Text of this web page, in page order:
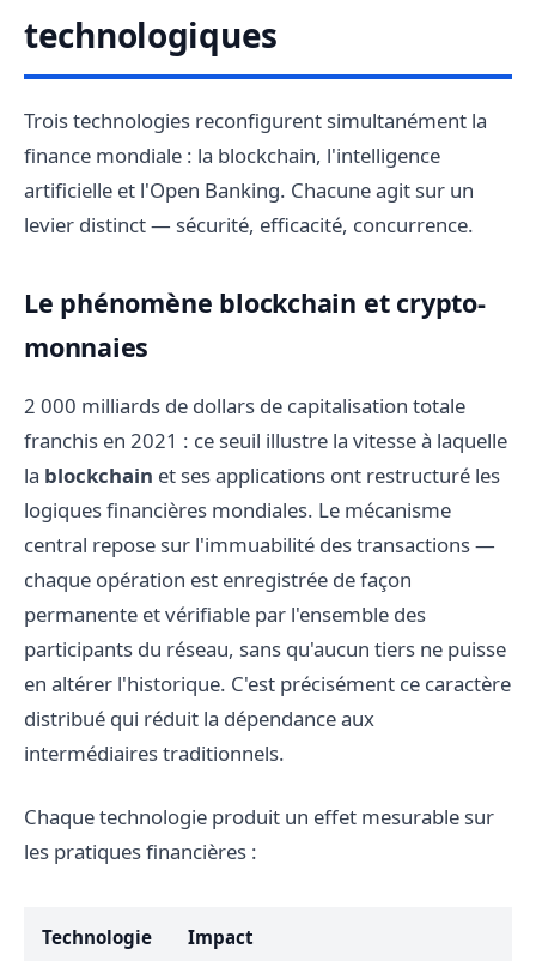
technologiques
Trois technologies reconfigurent simultanément la
finance mondiale : la blockchain, l'intelligence
artificielle et l'Open Banking. Chacune agit sur un
levier distinct — sécurité, efficacité, concurrence.
Le phénomène blockchain et crypto-
monnaies
2 000 milliards de dollars de capitalisation totale
franchis en 2021 : ce seuil illustre la vitesse à laquelle
la blockchain et ses applications ont restructuré les
logiques financières mondiales. Le mécanisme
central repose sur l'immuabilité des transactions —
chaque opération est enregistrée de façon
permanente et vérifiable par l'ensemble des
participants du réseau, sans qu'aucun tiers ne puisse
en altérer l'historique. C'est précisément ce caractère
distribué qui réduit la dépendance aux
intermédiaires traditionnels.
Chaque technologie produit un effet mesurable sur
les pratiques financières :
Technologie Impact